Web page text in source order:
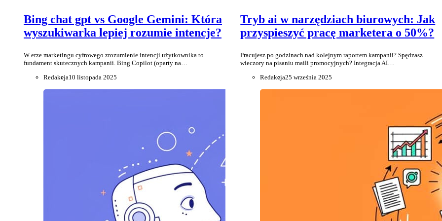
Bing chat gpt vs Google Gemini: Która
wyszukiwarka lepiej rozumie intencje?
W erze marketingu cyfrowego zrozumienie intencji użytkownika to
fundament skutecznych kampanii. Bing Copilot (oparty na…
Redakcja10 listopada 2025
Tryb ai w narzędziach biurowych: Jak
przyspieszyć pracę marketera o 50%?
Pracujesz po godzinach nad kolejnym raportem kampanii? Spędzasz
wieczory na pisaniu maili promocyjnych? Integracja AI…
Redakcja25 września 2025